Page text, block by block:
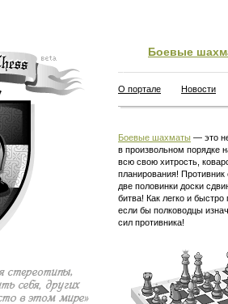
Боевые
О портале Новости
Боевые шахматы — это
в произвольном порядке
всю свою хитрость,
планирования!
две половинки доски
битва! Как легко и
если бы полководцы
сил противника!